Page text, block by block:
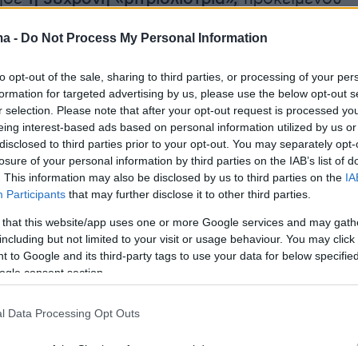
- Do Not Process My Personal Information
opt-out of the sale, sharing to third parties, or processing of your
for targeted advertising by us, please use the below opt-out
selection. Please note that after your opt-out request is processed
interest-based ads based on personal information utilized by us
to third parties prior to your opt-out. You may separately
of your personal information by third parties on the IAB’s list of
This information may also be disclosed by us to third parties on the
Participants that may further disclose it to other third parties.
that this website/app uses one or more Google services and may
but not limited to your visit or usage behaviour. You may
to Google and its third-party tags to use your data for below
consent section.
Data Processing Opt Outs
και να συνευρεθούν και οι τρεις τους
λέει,υπάρχουν και σχετικά μηνύματα.Μια
οποίαδίνει άλλες διαστάσεις στην
και πλέον μετά τα νέα δεδομένα οι
στην αναζήτηση της συγκεκριμένης
να ξεκλειδώσουν την υπόθεση.
του Αλέξη Κούγια:
πρώτη φορά ο επικεφαλής του δικηγορικού